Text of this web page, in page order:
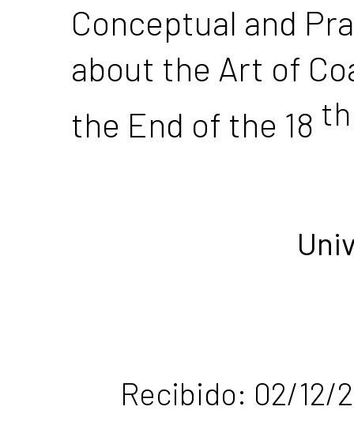
Conceptual and
about the Art of
the End of the 18 th
Recibido: 02/12/